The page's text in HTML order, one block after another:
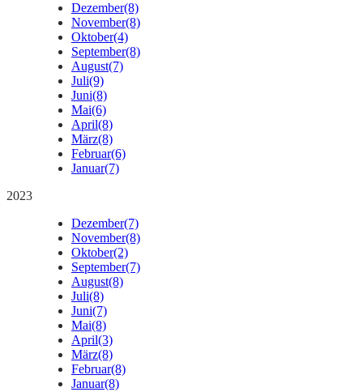
Dezember(8)
November(8)
Oktober(4)
September(8)
August(7)
Juli(9)
Juni(8)
Mai(6)
April(8)
März(8)
Februar(6)
Januar(7)
2023
Dezember(7)
November(8)
Oktober(2)
September(7)
August(8)
Juli(8)
Juni(7)
Mai(8)
April(3)
März(8)
Februar(8)
Januar(8)